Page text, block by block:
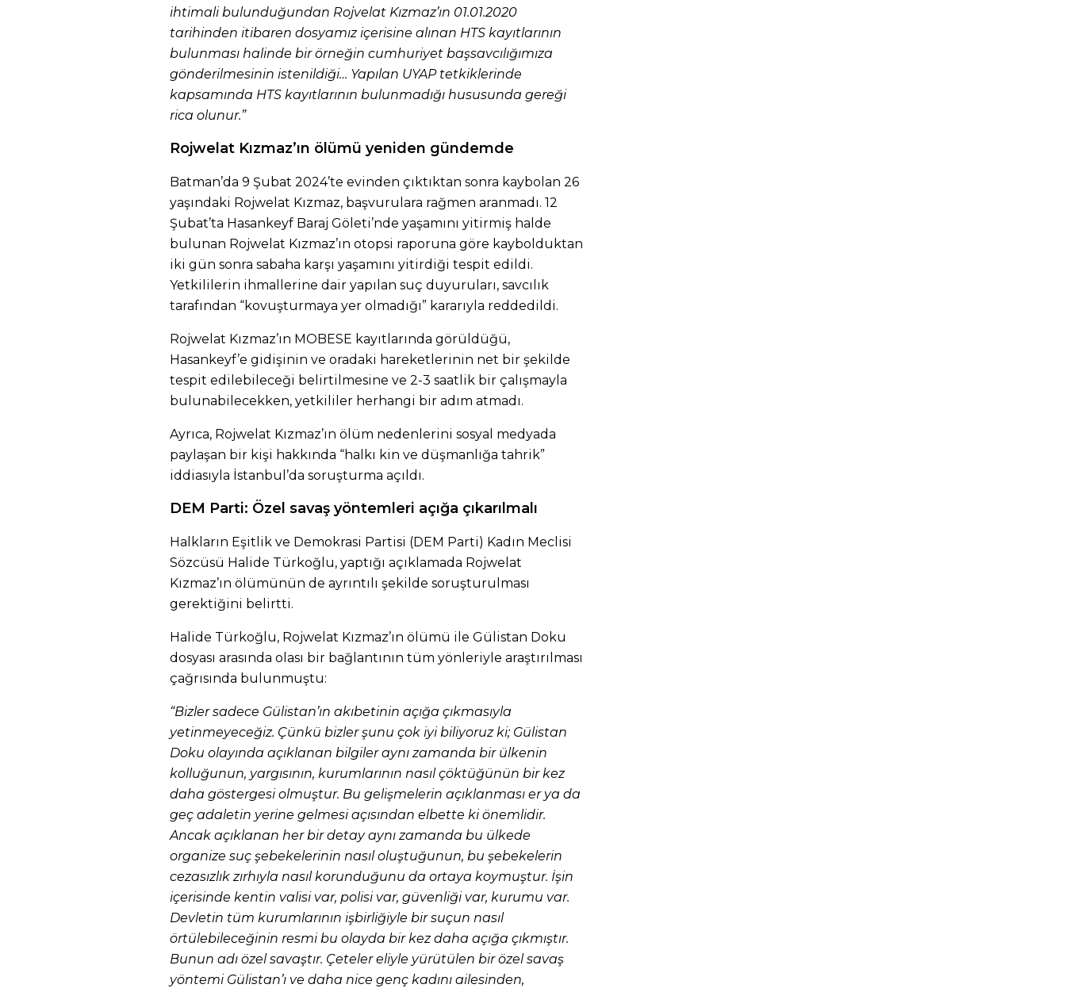
ihtimali bulunduğundan Rojvelat Kızmaz’ın 01.01.2020
tarihinden itibaren dosyamız içerisine alınan HTS kayıtlarının
bulunması halinde bir örneğin cumhuriyet başsavcılığımıza
gönderilmesinin istenildiği… Yapılan UYAP tetkiklerinde
kapsamında HTS kayıtlarının bulunmadığı hususunda gereği
rica olunur.”
Rojwelat Kızmaz’ın ölümü yeniden gündemde
Batman’da 9 Şubat 2024’te evinden çıktıktan sonra kaybolan 26
yaşındaki Rojwelat Kızmaz, başvurulara rağmen aranmadı. 12
Şubat’ta Hasankeyf Baraj Göleti’nde yaşamını yitirmiş halde
bulunan Rojwelat Kızmaz’ın otopsi raporuna göre kaybolduktan
iki gün sonra sabaha karşı yaşamını yitirdiği tespit edildi.
Yetkililerin ihmallerine dair yapılan suç duyuruları, savcılık
tarafından “kovuşturmaya yer olmadığı” kararıyla reddedildi.
Rojwelat Kızmaz’ın MOBESE kayıtlarında görüldüğü,
Hasankeyf’e gidişinin ve oradaki hareketlerinin net bir şekilde
tespit edilebileceği belirtilmesine ve 2-3 saatlik bir çalışmayla
bulunabilecekken, yetkililer herhangi bir adım atmadı.
Ayrıca, Rojwelat Kızmaz’ın ölüm nedenlerini sosyal medyada
paylaşan bir kişi hakkında “halkı kin ve düşmanlığa tahrik”
iddiasıyla İstanbul’da soruşturma açıldı.
DEM Parti: Özel savaş yöntemleri açığa çıkarılmalı
Halkların Eşitlik ve Demokrasi Partisi (DEM Parti) Kadın Meclisi
Sözcüsü Halide Türkoğlu, yaptığı açıklamada Rojwelat
Kızmaz’ın ölümünün de ayrıntılı şekilde soruşturulması
gerektiğini belirtti.
Halide Türkoğlu, Rojwelat Kızmaz’ın ölümü ile Gülistan Doku
dosyası arasında olası bir bağlantının tüm yönleriyle araştırılması
çağrısında bulunmuştu:
“Bizler sadece Gülistan’ın akıbetinin açığa çıkmasıyla
yetinmeyeceğiz. Çünkü bizler şunu çok iyi biliyoruz ki; Gülistan
Doku olayında açıklanan bilgiler aynı zamanda bir ülkenin
kolluğunun, yargısının, kurumlarının nasıl çöktüğünün bir kez
daha göstergesi olmuştur. Bu gelişmelerin açıklanması er ya da
geç adaletin yerine gelmesi açısından elbette ki önemlidir.
Ancak açıklanan her bir detay aynı zamanda bu ülkede
organize suç şebekelerinin nasıl oluştuğunun, bu şebekelerin
cezasızlık zırhıyla nasıl korunduğunu da ortaya koymuştur. İşin
içerisinde kentin valisi var, polisi var, güvenliği var, kurumu var.
Devletin tüm kurumlarının işbirliğiyle bir suçun nasıl
örtülebileceğinin resmi bu olayda bir kez daha açığa çıkmıştır.
Bunun adı özel savaştır. Çeteler eliyle yürütülen bir özel savaş
yöntemi Gülistan’ı ve daha nice genç kadını ailesinden,